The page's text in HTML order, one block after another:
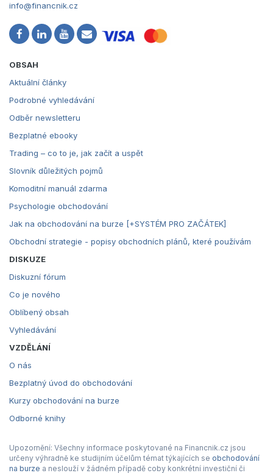
info@financnik.cz
OBSAH
Aktuální články
Podrobné vyhledávání
Odběr newsletteru
Bezplatné ebooky
Trading – co to je, jak začít a uspět
Slovník důležitých pojmů
Komoditní manuál zdarma
Psychologie obchodování
Jak na obchodování na burze [+SYSTÉM PRO ZAČÁTEK]
Obchodní strategie - popisy obchodních plánů, které používám
DISKUZE
Diskuzní fórum
Co je nového
Oblíbený obsah
Vyhledávání
VZDĚLÁNÍ
O nás
Bezplatný úvod do obchodování
Kurzy obchodování na burze
Odborné knihy
Upozornění: Všechny informace poskytované na Financnik.cz jsou
určeny výhradně ke studijním účelům témat týkajících se obchodování
na burze a neslouží v žádném případě coby konkrétní investiční či